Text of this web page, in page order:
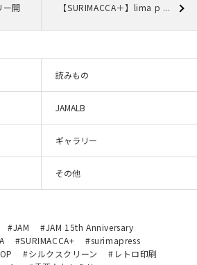
ー開
【SURIMACCA＋】lima p ...
読みもの
JAMALB
ギャラリー
その他
JAM
JAM 15th Anniversary
SURIMACCA+
surimapress
シルクスクリーン
レトロ印刷